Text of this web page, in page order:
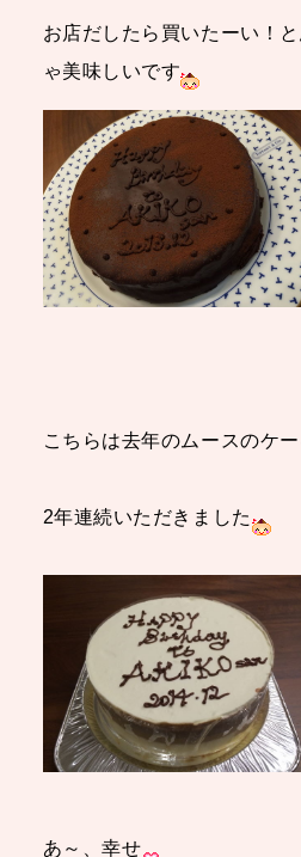
お店だしたら買いたーい！
ゃ美味しいです
こちらは去年のムースのケー
2年連続いただきました
あ～、幸せ